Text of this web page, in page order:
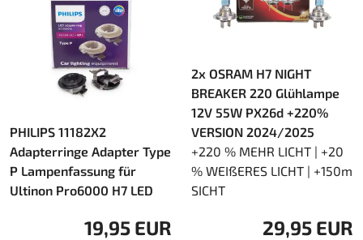
PHILIPS 11182X2
Adapterringe Adapter Type
P Lampenfassung für
Ultinon Pro6000 H7 LED
19,95 EUR
2x OSRAM H7 NIGHT
BREAKER 220 Glühlampe
12V 55W PX26d +220%
VERSION 2024/2025
+220 % MEHR LICHT | +20
% WEIßERES LICHT | +150m
SICHT
29,95 EUR